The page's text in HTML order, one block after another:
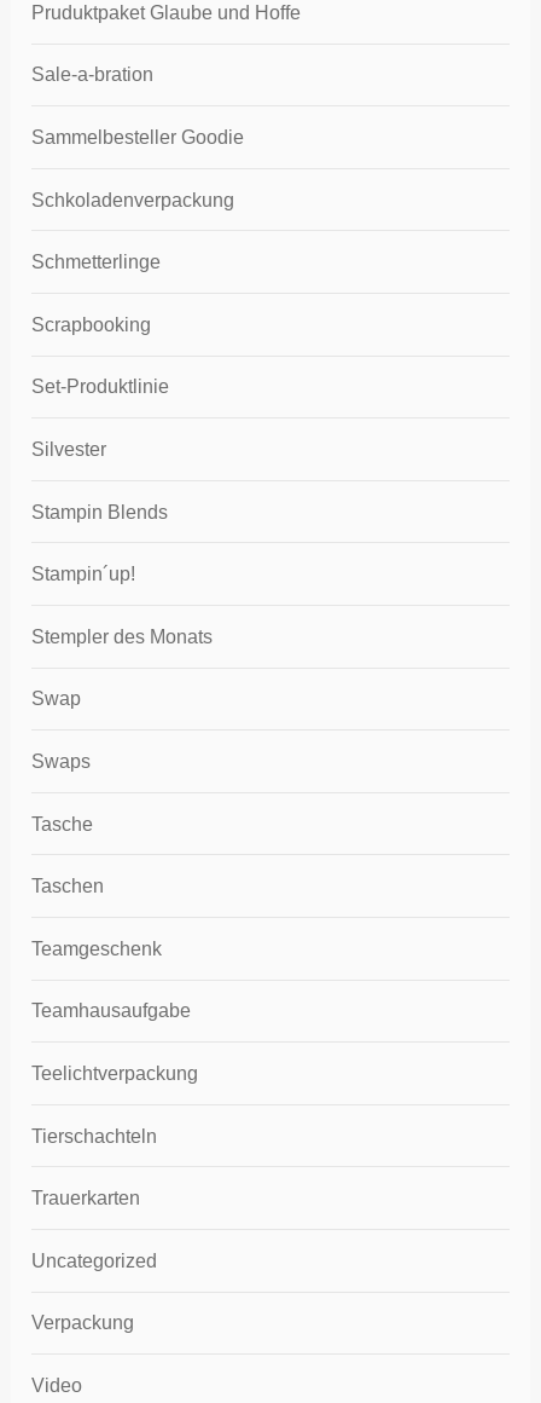
Pruduktpaket Glaube und Hoffe
Sale-a-bration
Sammelbesteller Goodie
Schkoladenverpackung
Schmetterlinge
Scrapbooking
Set-Produktlinie
Silvester
Stampin Blends
Stampin´up!
Stempler des Monats
Swap
Swaps
Tasche
Taschen
Teamgeschenk
Teamhausaufgabe
Teelichtverpackung
Tierschachteln
Trauerkarten
Uncategorized
Verpackung
Video